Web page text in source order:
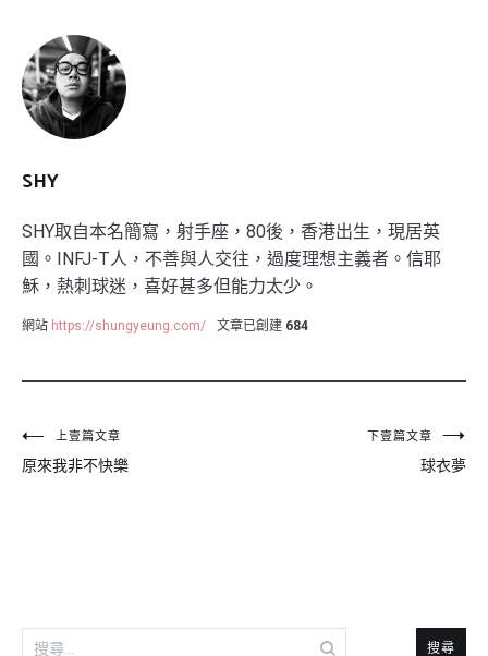
SHY
SHY取自本名簡寫，射手座，80後，香港出生，現居英
國。INFJ-T人，不善與人交往，過度理想主義者。信耶
穌，熱刺球迷，喜好甚多但能力太少。
網站 https://shungyeung.com/ 文章已創建 684
文
章
上壹篇文章
原來我非不快樂
下壹篇文章
球衣夢
搜